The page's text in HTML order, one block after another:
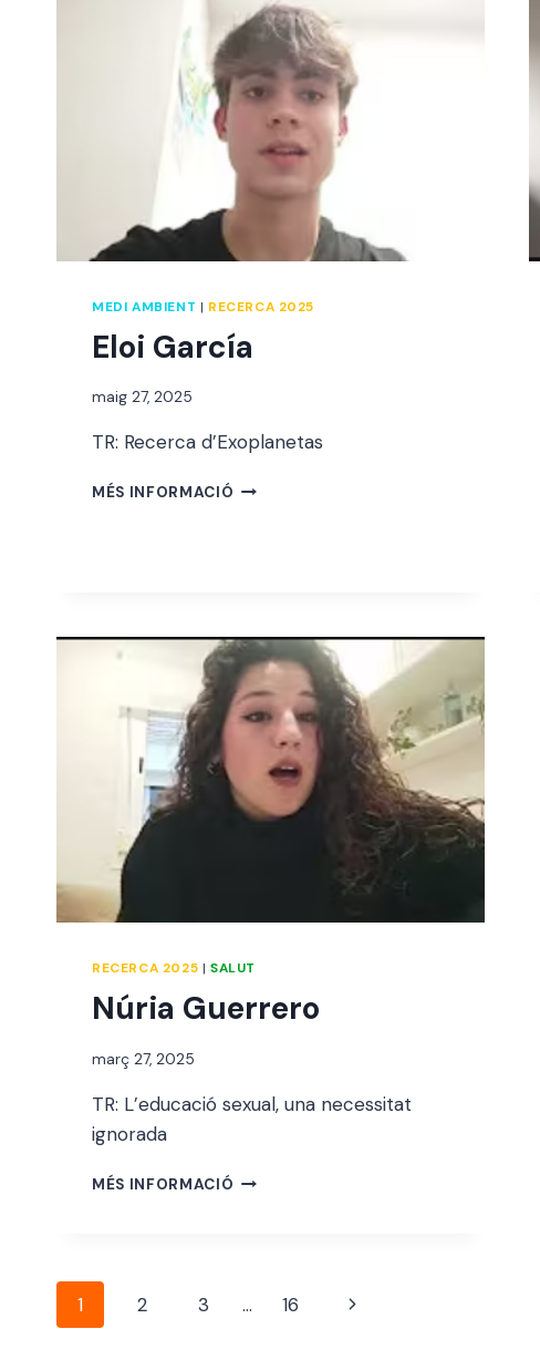
MEDI AMBIENT | RECERCA 2025
Eloi García
Per
maig 27, 2025
TR: Recerca d’Exoplanetas
MÉS INFORMACIÓ ELOI
RECERCA 2025 | SALUT
Núria Guerrero
Per
març 27, 2025
TR: L’educació sexual, una necessitat
ignorada
MÉS INFORMACIÓ NÚRIA
Navegació
1 2 3 … 16
Pàgina